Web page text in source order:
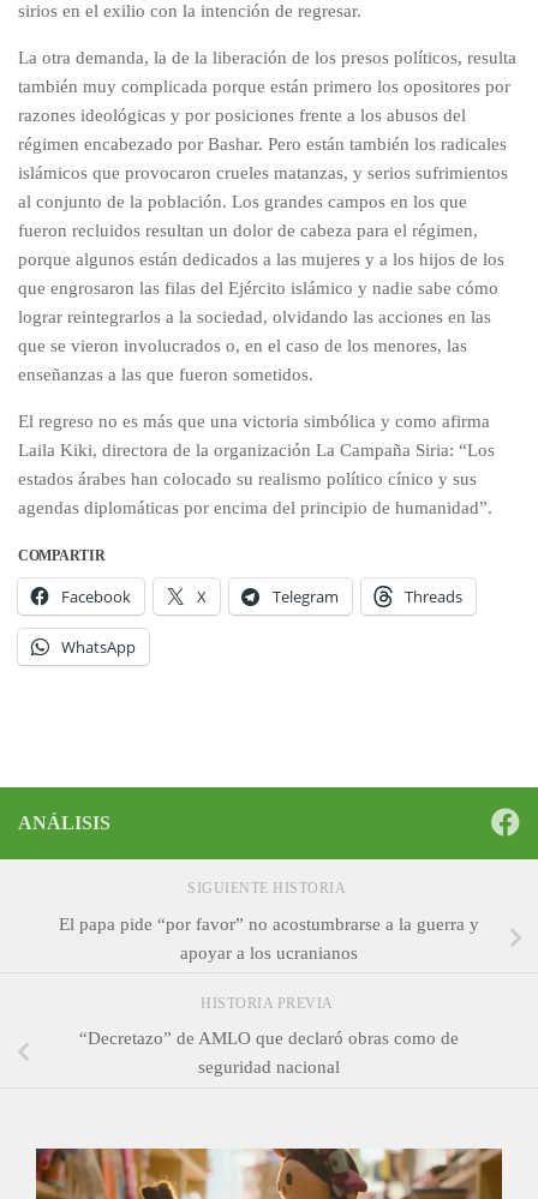
sirios en el exilio con la intención de regresar.
La otra demanda, la de la liberación de los presos políticos, resulta
también muy complicada porque están primero los opositores por
razones ideológicas y por posiciones frente a los abusos del
régimen encabezado por Bashar. Pero están también los radicales
islámicos que provocaron crueles matanzas, y serios sufrimientos
al conjunto de la población. Los grandes campos en los que
fueron recluidos resultan un dolor de cabeza para el régimen,
porque algunos están dedicados a las mujeres y a los hijos de los
que engrosaron las filas del Ejército islámico y nadie sabe cómo
lograr reintegrarlos a la sociedad, olvidando las acciones en las
que se vieron involucrados o, en el caso de los menores, las
enseñanzas a las que fueron sometidos.
El regreso no es más que una victoria simbólica y como afirma
Laila Kiki, directora de la organización La Campaña Siria: “Los
estados árabes han colocado su realismo político cínico y sus
agendas diplomáticas por encima del principio de humanidad”.
COMPARTIR
Facebook X Telegram Threads
WhatsApp
ANÁLISIS
SIGUIENTE HISTORIA
El papa pide “por favor” no acostumbrarse a la guerra y
apoyar a los ucranianos
HISTORIA PREVIA
“Decretazo” de AMLO que declaró obras como de
seguridad nacional